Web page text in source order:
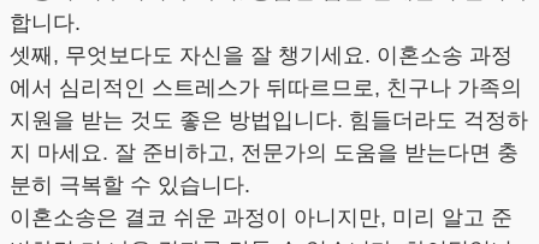
합니다.
셋째, 무엇보다도 자신을 잘 챙기세요. 이혼소송 과정
에서 심리적인 스트레스가 뒤따르므로, 친구나 가족의
지원을 받는 것도 좋은 방법입니다. 힘들더라도 걱정하
지 마세요. 잘 준비하고, 전문가의 도움을 받는다면 충
분히 극복할 수 있습니다.
이혼소송은 결코 쉬운 과정이 아니지만, 미리 알고 준